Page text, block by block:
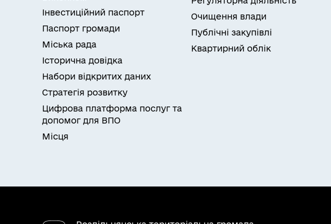
Інвестиційний паспорт
Паспорт громади
Міська рада
Історична довідка
Набори відкритих даних
Стратегія розвитку
Цифрова платформа послуг та
допомог для ВПО
Місця
Очищення влади
Публічні закупівлі
Квартирний облік